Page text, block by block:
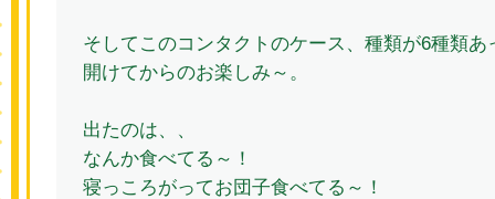
そしてこのコンタクトのケース、種類が6種類あ
開けてからのお楽しみ～。
出たのは、、
なんか食べてる～！
寝っころがってお団子食べてる～！